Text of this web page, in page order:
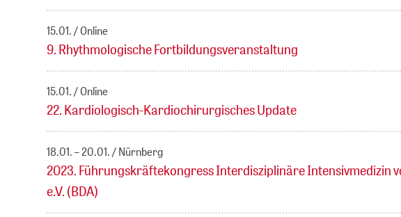
15.01. Online
9. Rhythmologische Fortbildungsveranstaltung
15.01. Online
22. Kardiologisch-Kardiochirurgisches Update
18.01. – 20.01. Nürnberg
2023. Führungskräftekongress Interdisziplinäre Intensivmedizin
e.V. (BDA)